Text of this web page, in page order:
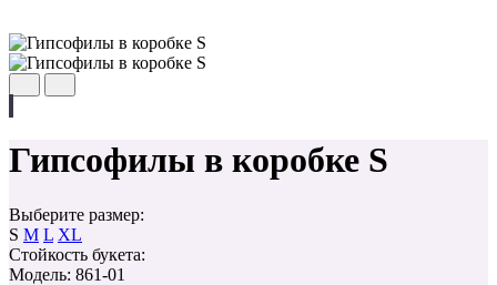
Гипсофилы в коробке S
Выберите размер:
S M L XL
Стойкость букета:
Модель: 861-01